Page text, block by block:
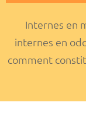
Internes en
internes en
comment